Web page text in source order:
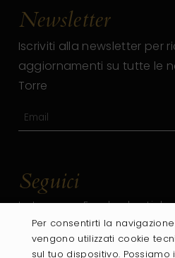
Per consentirti la
vengono utilizzati cookie
sul tuo dispositivo.
Newsletter
Iscriviti alla newsletter per
aggiornamenti su tutte le
Torre
Seguici
Instagram Facebook